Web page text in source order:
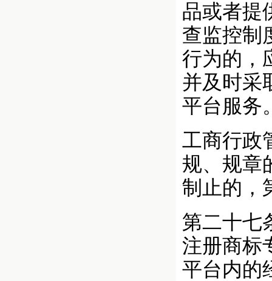
品或者提
查监控制
行为的，
并及时采
平台服务
工商行政
规、规章
制止的，
第二十七
注册商标
平台内的